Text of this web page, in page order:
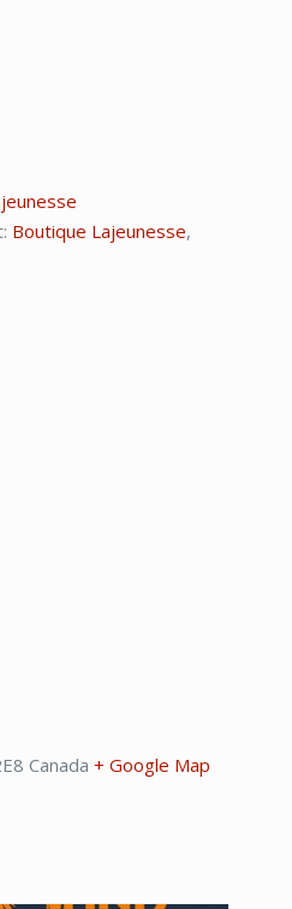
Boutique Lajeunesse,
Canada + Google Map